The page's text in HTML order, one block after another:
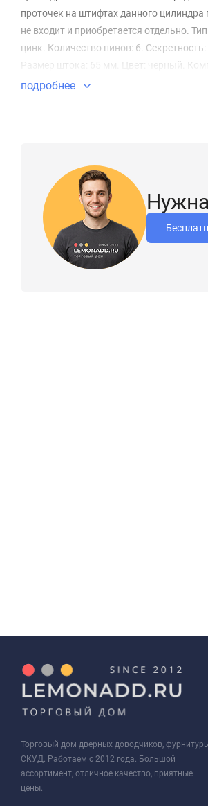
проточек на штифтах данного
не входит и приобретается отдельно.
цинк. Количество пинов: 6.
Размер штока: 65 мм. Цвет: черный.
подробнее
Торговый дом дверных доводчиков,
СКУД. Работаем с 2012 года. Большой
ассортимент, отличное качество, приятные
цены.